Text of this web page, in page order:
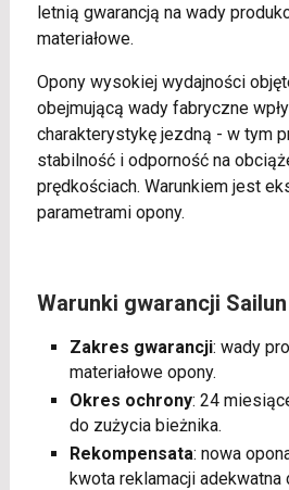
letnią gwarancją na wady
materiałowe.
Opony wysokiej wydajności
obejmującą wady fabryczne
charakterystykę jezdną - w tym
stabilność i odporność na
prędkościach. Warunkiem jest
parametrami opony.
Warunki gwarancji Sailun
Zakres gwarancji: wady
materiałowe opony.
Okres ochrony: 24
do zużycia bieżnika.
Rekompensata: nowa
kwota reklamacji adekwatna